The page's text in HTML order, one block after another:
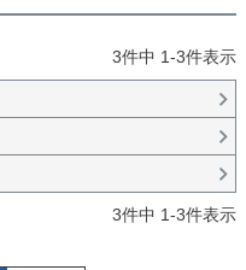
3件中 1-3件表示
3件中 1-3件表示